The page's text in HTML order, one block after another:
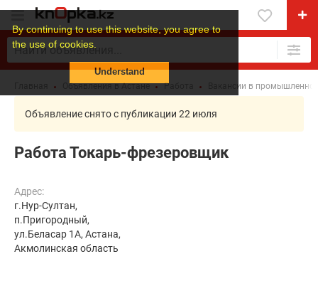
By continuing to use this website, you agree to
the use of cookies.
Understand
Объявления в Астане Работа Вакансии в
Объявление снято с публикации 22 июля
Работа Токарь-фрезеровщик
Адрес:
г.Нур-Султан,
п.Пригородный,
ул.Беласар 1А, Астана,
Акмолинская область